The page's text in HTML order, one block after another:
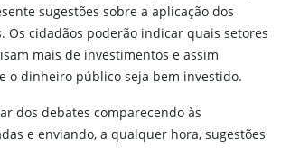
sugestões sobre a aplicação dos
Os cidadãos poderão indicar quais setores
mais de investimentos e assim
o dinheiro público seja bem investido.
dos debates comparecendo às
e enviando, a qualquer hora, sugestões